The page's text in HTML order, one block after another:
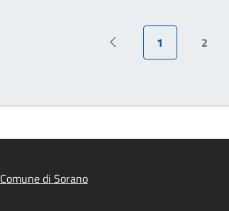
Pagina precedente
Pagina attuale
1
Pagina
2
Comune di Sorano